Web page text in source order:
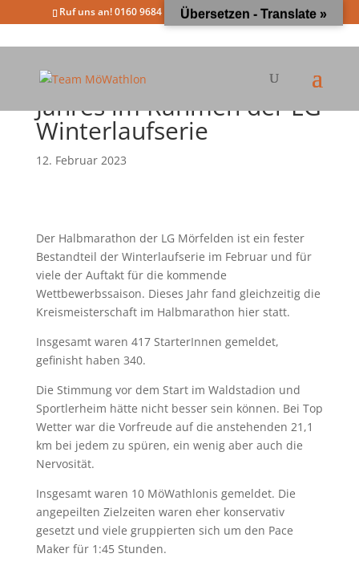
Ruf uns an! 0160 9684 4963 info@moewathlon.de
erste Halbmarathon des
Jahres im Rahmen der LG
Winterlaufserie
12. Februar 2023
Der Halbmarathon der LG Mörfelden ist ein fester
Bestandteil der Winterlaufserie im Februar und für
viele der Auftakt für die kommende
Wettbewerbssaison. Dieses Jahr fand gleichzeitig die
Kreismeisterschaft im Halbmarathon hier statt.
Insgesamt waren 417 StarterInnen gemeldet,
gefinisht haben 340.
Die Stimmung vor dem Start im Waldstadion und
Sportlerheim hätte nicht besser sein können. Bei Top
Wetter war die Vorfreude auf die anstehenden 21,1
km bei jedem zu spüren, ein wenig aber auch die
Nervosität.
Insgesamt waren 10 MöWathlonis gemeldet. Die
angepeilten Zielzeiten waren eher konservativ
gesetzt und viele gruppierten sich um den Pace
Maker für 1:45 Stunden.
Übersetzen - Translate »